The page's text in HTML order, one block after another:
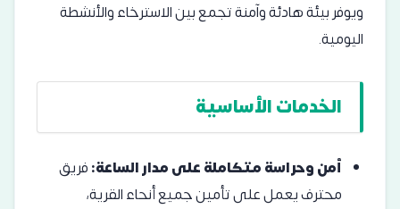
ويوفر بيئة هادئة وآمنة تجمع بين الاسترخاء والأنشطة
اليومية.
الخدمات الأساسية
أمن وحراسة متكاملة على مدار الساعة:فريق
محترف يعمل على تأمين جميع أنحاء القرية،